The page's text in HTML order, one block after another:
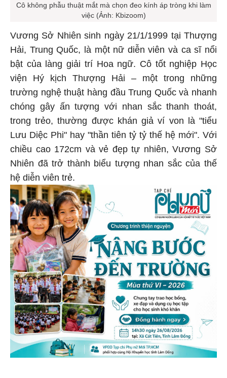
Cô không phẫu thuật mắt mà chọn đeo kính áp tròng khi làm
việc (Ảnh: Kbizoom)
Vương Sở Nhiên sinh ngày 21/1/1999 tại Thượng
Hải, Trung Quốc, là một nữ diễn viên và ca sĩ nổi
bật của làng giải trí Hoa ngữ. Cô tốt nghiệp Học
viện Hý kịch Thượng Hải – một trong những
trường nghệ thuật hàng đầu Trung Quốc và nhanh
chóng gây ấn tượng với nhan sắc thanh thoát,
trong trẻo, thường được khán giả ví von là "tiểu
Lưu Diệc Phi" hay "thần tiên tỷ tỷ thế hệ mới". Với
chiều cao 172cm và vẻ đẹp tự nhiên, Vương Sở
Nhiên đã trở thành biểu tượng nhan sắc của thế
hệ diễn viên trẻ.